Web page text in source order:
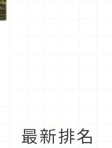
最新排名